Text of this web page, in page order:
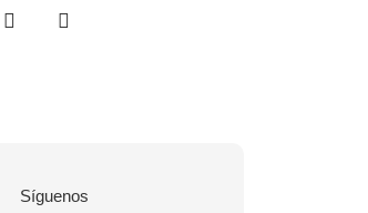
Síguenos